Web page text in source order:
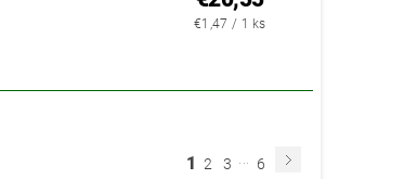
€1,47 / 1 ks
1 2 3 ... 6